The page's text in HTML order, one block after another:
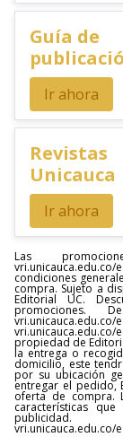
Guía de
Ir ahora
Revistas
Unicauca
Ir ahora
Las
condiciones
compra. Sujeto a
Editorial UC.
promociones.
propiedad de
la entrega o
domicilio, este
por su ubicación
entregar el pedido,
oferta de compra.
características
vri.unicauca.edu.co/